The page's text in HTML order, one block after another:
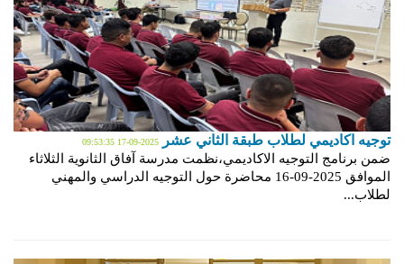
توجيه اكاديمي لطلاب طبقة الثاني عشر 2025-09-17 09:53:35
ضمن برنامج التوجيه الاكاديمي،نظمت مدرسة آفاق الثانوية الثلاثاء
الموافق 2025-09-16 محاضرة حول التوجيه الدراسي والمهني
لطلاب...